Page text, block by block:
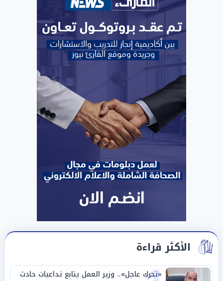
الأكثر قراءة
«تحرك عاجل».. وزير العمل يتابع تداعيات حادث